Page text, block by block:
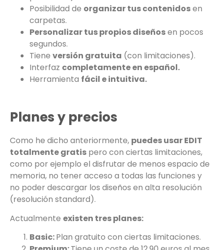
Posibilidad de organizar tus contenidosen
carpetas.
Personalizar tus propios diseñosen pocos
segundos.
Tiene versión gratuita (con limitaciones).
Interfaz completamente en español.
Herramienta fácil e intuitiva.
Planes y precios
Como he dicho anteriormente, puedes usar EDIT
totalmente gratis pero con ciertas limitaciones,
como por ejemplo el disfrutar de menos espacio de
memoria, no tener acceso a todas las funciones y
no poder descargar los diseños en alta resolución
(resolución standard).
Actualmente existen tres planes:
Basic:Plan gratuito con ciertas limitaciones.